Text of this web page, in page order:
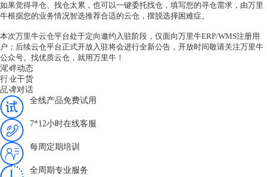
如果觉得寻仓、找仓太累，也可以一键委托找仓，填写您的寻仓需求，由万里
牛根据您的业务情况智选推荐合适的云仓，摆脱选择困难症。
本次万里牛云仓平台处于定向邀约入驻阶段，仅面向万里牛ERP/WMS注册用
户；后续云仓平台正式开放入驻将会进行全新公告，开放时间敬请关注万里牛
公众号。 找优质云仓，就用万里牛 ！
湖畔动态
行业干货
品牌对话
全线产品免费试用
7*12小时在线客服
每周定期培训
全周期专业服务